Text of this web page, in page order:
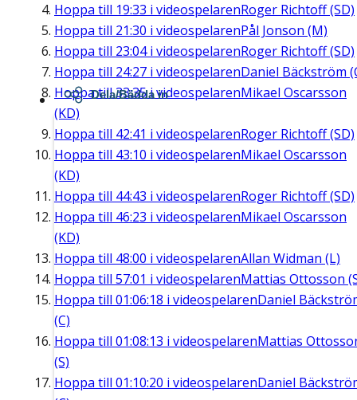
Hoppa till 19:33 i videospelarenRoger Richtoff (SD)
Hoppa till 21:30 i videospelarenPål Jonson (M)
Hoppa till 23:04i videospelarenRoger Richtoff (SD)
Hoppa till 24:27 i videospelarenDaniel Bäckström
Hoppa till33:35i videospelarenMikael Oscarsson
(KD)
Hoppa till 42:41 i videospelarenRoger Richtoff (SD)
Hoppa till 43:10 i videospelarenMikael Oscarsson
(KD)
Hoppa till 44:43 i videospelarenRoger Richtoff (SD)
Hoppa till 46:23 i videospelarenMikael Oscarsson
(KD)
Hoppa till 48:00 i videospelarenAllan Widman (L)
Hoppa till 57:01 i videospelarenMattias Ottosson
Hoppa till 01:06:18 i videospelarenDaniel
(C)
Hoppa till 01:08:13 i videospelarenMattias
(S)
Hoppa till 01:10:20 i videospelarenDaniel
Dela/Bädda in